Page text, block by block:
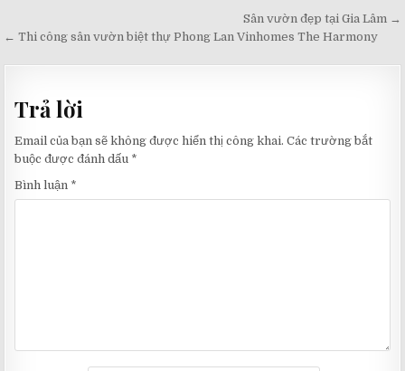
hướng
bài
viết
Sân vườn đẹp tại Gia Lâm →
← Thi công sân vườn biệt thự Phong Lan Vinhomes The Harmony
Trả lời
Email của bạn sẽ không được hiển thị công khai. Các trường bắt
buộc được đánh dấu *
Bình luận *